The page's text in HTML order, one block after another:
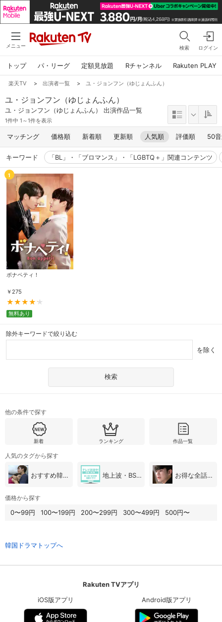
メニュー 検索 ログイン
トップ パ・リーグ 定額見放題 Rチャンネル Rakuten PLAY
楽天TV > 出演者一覧 > ユ・ジョンフン（ゆじょんふん）
ユ・ジョンフン（ゆじょんふん）
ユ・ジョンフン（ゆじょんふん） 出演作品一覧
1件中 1～1件を表示
マッチング 価格順 新着順 更新順 人気順 評価順 50
キーワード 「BL」・「ブロマンス」・「LGBTQ＋」関連コンテンツ
1
ボナペティ！
￥ 275
無料あり
除外キーワードで絞り込む
を除く
他の条件で探す
新着 ランキング 作品一覧
人気のタグから探す
おすすめ韓国ドラマ 地上波・BS放送（韓国ドラマ） お得な全話パック
価格から探す
0〜99円 100〜199円 200〜299円 300〜499円 500円〜
韓国ドラマトップへ
Rakuten TVアプリ
iOS版アプリ
Android版アプリ